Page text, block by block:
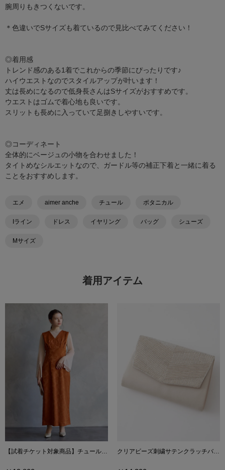
腕周りもきつくないです。
＊色違いでSサイズも着ているので見比べてみてください！
◎着用感
トレンド感のある1着でこれからの季節にぴったりです♪
ハイウエストなのでスタイルアップが叶います！
丈は長めになるので低身長さんはSサイズがおすすめです。
ウエストはゴムで着心地も良いです。
スリットも長めに入っていて足捌きしやすいです。
◎コーディネート
全体的にベージュの小物を合わせました！
タイトめなシルエットなので、ガードル等の補正下着と一緒に着る
ことをおすすめします。
エメ aimer anche チュール ボタニカル
Iライン ドレス イヤリング バッグ シューズ
Mサイズ
着用アイテム
【試着チケット対象商品】チュールブラウス付きジャカードIラインドレス クリアビーズ刺繍サテンクラッチバッグ